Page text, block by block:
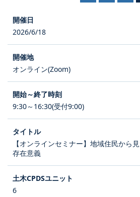
2026/6/18
オンライン(Zoom)
9:30～16:30(受付9:00)
【オンラインセミナー】地域住民から
存在意義
6